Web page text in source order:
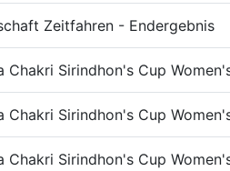
Zeitfahren - Endergebnis
Chakri Sirindhon's Cup
Chakri Sirindhon's Cup
Chakri Sirindhon's Cup